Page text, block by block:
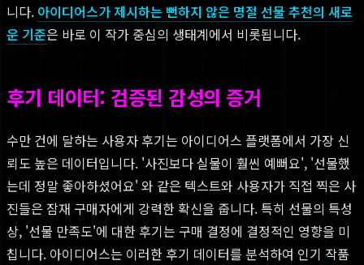
니다. 아이디어스가 제시하는 뻔하지 않은 명절 선물 추천의 새로
운 기준은 바로 이 작가 중심의 생태계에서 비롯됩니다.
후기 데이터: 검증된 감성의 증거
수만 건에 달하는 사용자 후기는 아이디어스 플랫폼에서 가장 신
뢰도 높은 데이터입니다. '사진보다 실물이 훨씬 예뻐요', '선물했
는데 정말 좋아하셨어요' 와 같은 텍스트와 사용자가 직접 찍은 사
진들은 잠재 구매자에게 강력한 확신을 줍니다. 특히 선물의 특성
상, '선물 만족도'에 대한 후기는 구매 결정에 결정적인 영향을 미
칩니다. 아이디어스는 이러한 후기 데이터를 분석하여 인기 작품